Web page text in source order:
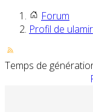
Forum
Profil de ulamir
Temps de